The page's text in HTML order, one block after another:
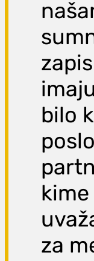
bilo
kime
za